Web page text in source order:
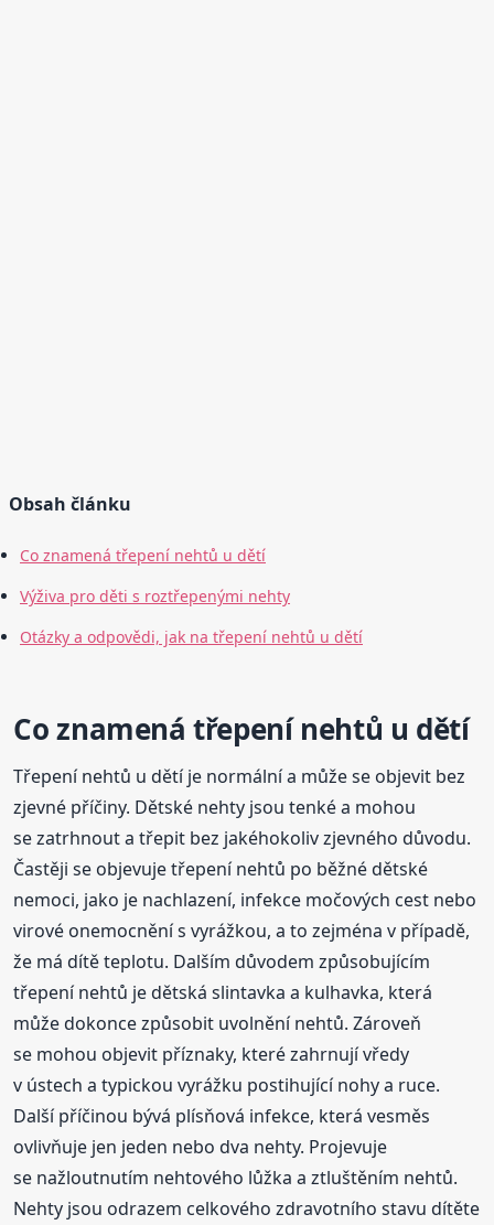
Obsah článku
Co znamená třepení nehtů u dětí
Výživa pro děti s roztřepenými nehty
Otázky a odpovědi, jak na třepení nehtů u dětí
Co znamená třepení nehtů u dětí
Třepení nehtů u dětí je normální a může se objevit bez
zjevné příčiny. Dětské nehty jsou tenké a mohou
se zatrhnout a třepit bez jakéhokoliv zjevného důvodu.
Častěji se objevuje třepení nehtů po běžné dětské
nemoci, jako je nachlazení, infekce močových cest nebo
virové onemocnění s vyrážkou, a to zejména v případě,
že má dítě teplotu. Dalším důvodem způsobujícím
třepení nehtů je dětská slintavka a kulhavka, která
může dokonce způsobit uvolnění nehtů. Zároveň
se mohou objevit příznaky, které zahrnují vředy
v ústech a typickou vyrážku postihující nohy a ruce.
Další příčinou bývá plísňová infekce, která vesměs
ovlivňuje jen jeden nebo dva nehty. Projevuje
se nažloutnutím nehtového lůžka a ztluštěním nehtů.
Nehty jsou odrazem celkového zdravotního stavu dítěte